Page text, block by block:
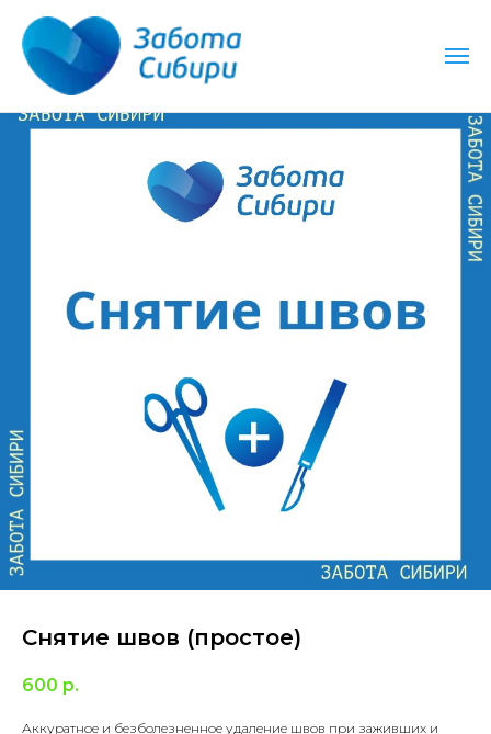
Работаем круглосуточно
Снятие швов (простое)
600 р.
Аккуратное и безболезненное удаление швов при заживших и